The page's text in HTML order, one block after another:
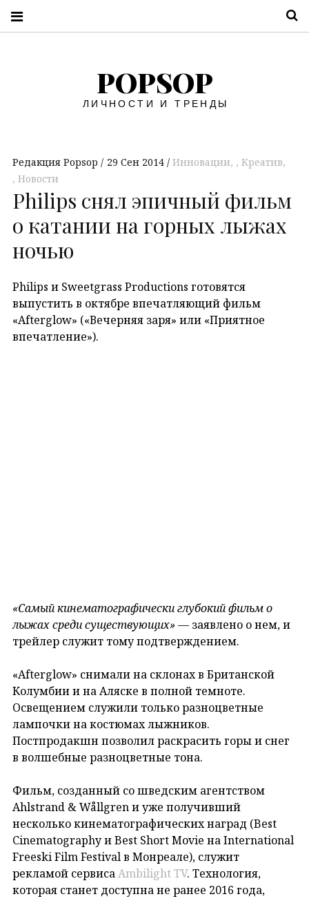
POPSOP
ЛИЧНОСТИ И ТРЕНДЫ
Редакция Popsop 29 Сен 2014 Инновации, Креатив,
Новости
Philips снял эпичный фильм
о катании на горных лыжах
ночью
Philips и Sweetgrass Productions готовятся
выпустить в октябре впечатляющий фильм
«Afterglow» («Вечерняя заря» или «Приятное
впечатление»).
«Самый кинематографически глубокий фильм о
лыжах среди существующих»— заявлено о нем, и
трейлер служит тому подтверждением.
«Afterglow» снимали на склонах в Британской
Колумбии и на Аляске в полной темноте.
Освещением служили только разноцветные
лампочки на костюмах лыжников.
Постпродакшн позволил раскрасить горы и снег
в волшебные разноцветные тона.
Фильм, созданный со шведским агентством
Ahlstrand & Wållgren и уже получивший
несколько кинематографических наград (Best
Cinematography и Best Short Movie на International
Freeski Film Festival в Монреале), служит
рекламой сервисаAmbilight TV. Технология,
которая станет доступна не ранее 2016 года,